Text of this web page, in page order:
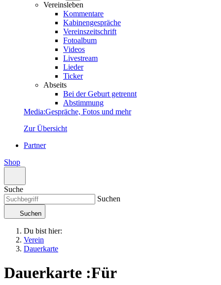
Vereinsleben
Kommentare
Kabinengespräche
Vereinszeitschrift
Fotoalbum
Videos
Livestream
Lieder
Ticker
Abseits
Bei der Geburt getrennt
Abstimmung
Media:Gespräche, Fotos und mehr
Zur Übersicht
Partner
Shop
Suche
Suchen
Suchen
Du bist hier:
Verein
Dauerkarte
Dauerkarte :Für